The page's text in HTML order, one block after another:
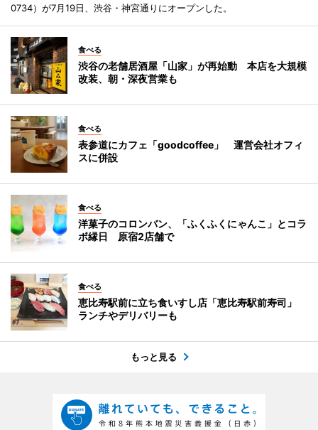
0734）が7月19日、渋谷・神宮通りにオープンした。
食べる
渋谷の老舗居酒屋「山家」が再始動 本店を大規模
改装、朝・深夜営業も
食べる
表参道にカフェ「goodcoffee」 運営会社オフィ
スに併設
食べる
洋菓子のコロンバン、「ふくふくにゃんこ」とコラ
ボ縁日 原宿2店舗で
食べる
恵比寿駅前に立ち食いすし店「恵比寿駅前寿司」
ランチやデリバリーも
もっと見る